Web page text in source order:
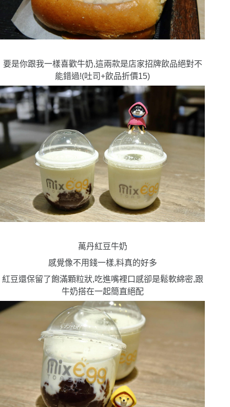
要是你跟我一樣喜歡牛奶,這兩款是店家招牌飲品絕對不
能錯過!(吐司+飲品折價15)
萬丹紅豆牛奶
感覺像不用錢一樣,料真的好多
紅豆還保留了飽滿顆粒狀,吃進嘴裡口感卻是鬆軟綿密,跟
牛奶搭在一起簡直絕配